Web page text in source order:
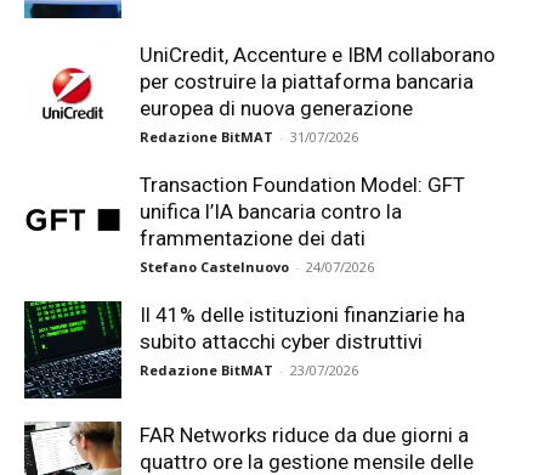
UniCredit, Accenture e IBM collaborano
per costruire la piattaforma bancaria
europea di nuova generazione
Redazione BitMAT - 31/07/2026
Transaction Foundation Model: GFT
unifica l’IA bancaria contro la
frammentazione dei dati
Stefano Castelnuovo - 24/07/2026
Il 41% delle istituzioni finanziarie ha
subito attacchi cyber distruttivi
Redazione BitMAT - 23/07/2026
FAR Networks riduce da due giorni a
quattro ore la gestione mensile delle